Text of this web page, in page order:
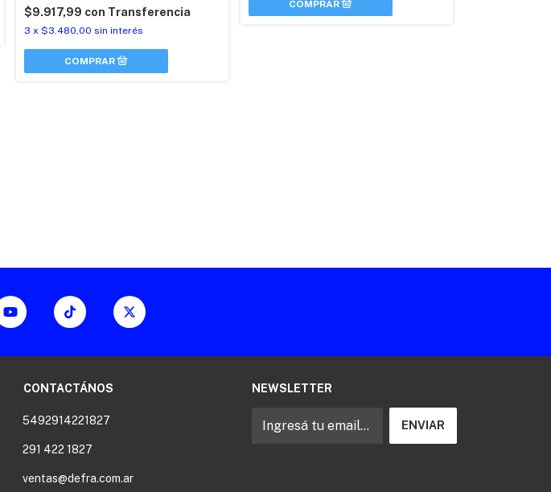
$9.917,99 con Transferencia
3 x $3.480,00 sin interés
CONTACTÁNOS
5492914221827
291 422 1827
ventas@defra.com.ar
NEWSLETTER